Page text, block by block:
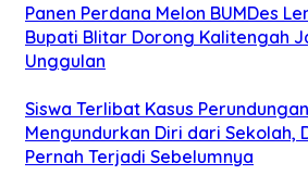
Panen Perdana Melon BUMDes
Bupati Blitar Dorong Kalitengah
Unggulan
Siswa Terlibat Kasus
Mengundurkan Diri dari Sekolah,
Pernah Terjadi Sebelumnya